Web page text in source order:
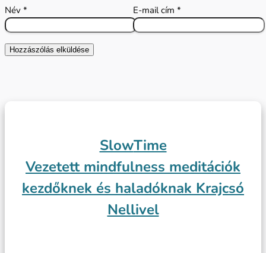
Név * E-mail cím *
Hozzászólás elküldése
SlowTime
Vezetett mindfulness meditációk
kezdőknek és haladóknak Krajcsó
Nellivel